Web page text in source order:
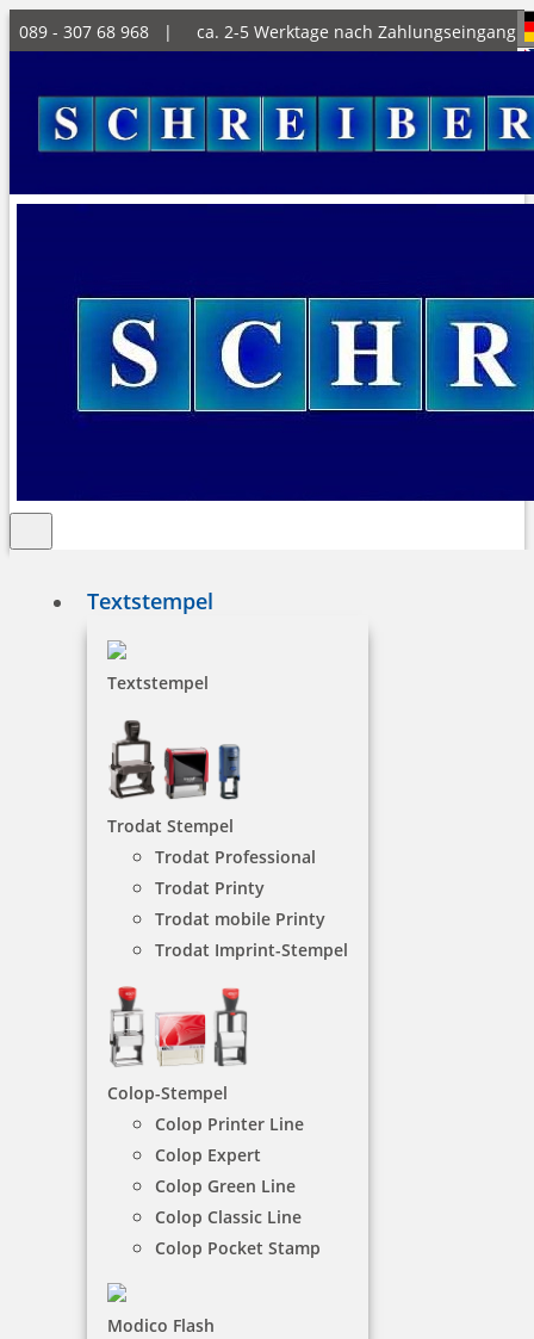
089 - 307 68 968 | ca. 2-5 Werktage nach Zahlungseingang
Textstempel
Textstempel
Trodat Stempel
Trodat Professional
Trodat Printy
Trodat mobile Printy
Trodat Imprint-Stempel
Colop-Stempel
Colop Printer Line
Colop Expert
Colop Green Line
Colop Classic Line
Colop Pocket Stamp
Modico Flash
Lehrerstempel
Stempel für Lehrer, Erzieher und alle Pädagogen,
die mit einem Stempel Ihre Schützlinge motivieren
möchten.
NACH WUNSCHSTEMPEL FILTERN
€+
81 Artikel in der Kategorie